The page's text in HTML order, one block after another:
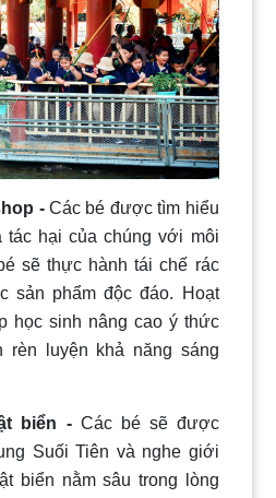
-Các bé được tìm hiểu
tác hại của chúng với môi
sẽ thực hành tái chế rác
sản phẩm độc đáo. Hoạt
học sinh nâng cao ý thức
rèn luyện khả năng sáng
biển - Các bé sẽ được
Suối Tiên và nghe giới
biển nằm sâu trong lòng